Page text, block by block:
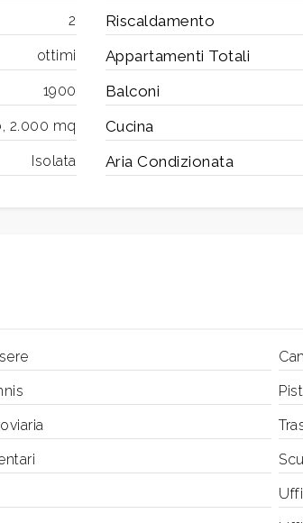
2 Riscaldamento
ottimi Appartamenti Totali
1900 Balconi
2.000 mq Cucina
Isolata Aria Condizionata